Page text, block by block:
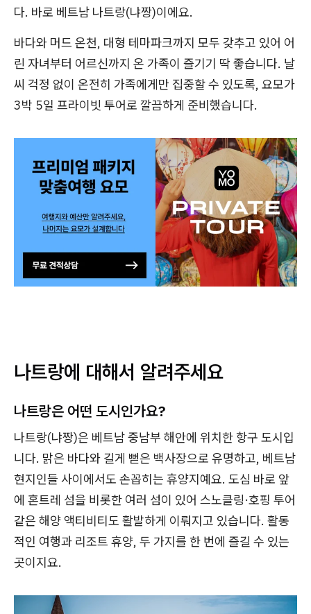
다. 바로 베트남 나트랑(냐짱)이에요.
바다와 머드 온천, 대형 테마파크까지 모두 갖추고 있어 어
린 자녀부터 어르신까지 온 가족이 즐기기 딱 좋습니다. 날
씨 걱정 없이 온전히 가족에게만 집중할 수 있도록, 요모가
3박 5일 프라이빗 투어로 깔끔하게 준비했습니다.
나트랑에 대해서 알려주세요
나트랑은 어떤 도시인가요?
나트랑(냐짱)은 베트남 중남부 해안에 위치한 항구 도시입
니다. 맑은 바다와 길게 뻗은 백사장으로 유명하고, 베트남
현지인들 사이에서도 손꼽히는 휴양지예요. 도심 바로 앞
에 혼트레 섬을 비롯한 여러 섬이 있어 스노클링·호핑 투어
같은 해양 액티비티도 활발하게 이뤄지고 있습니다. 활동
적인 여행과 리조트 휴양, 두 가지를 한 번에 즐길 수 있는
곳이지요.